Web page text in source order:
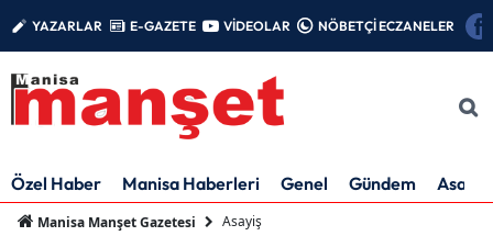
YAZARLAR E-GAZETE VİDEOLAR NÖBETÇİ ECZANELER
Özel Haber Manisa Haberleri Genel Gündem Asayiş
Manisa Manşet Gazetesi Asayiş